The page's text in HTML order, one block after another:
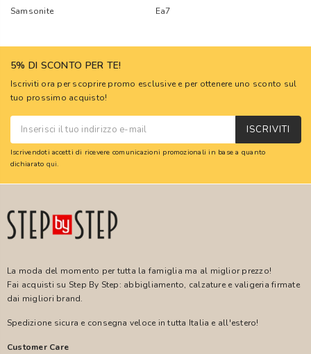
Samsonite
Ea7
5% DI SCONTO PER TE!
Iscriviti ora per scoprire promo esclusive e per ottenere uno sconto sul
tuo prossimo acquisto!
ISCRIVITI
Iscrivendoti accetti di ricevere comunicazioni promozionali in base a quanto
dichiarato qui.
La moda del momento per tutta la famiglia ma al miglior prezzo!
Fai acquisti su Step By Step: abbigliamento, calzature e valigeria firmate
dai migliori brand.
Spedizione sicura e consegna veloce in tutta Italia e all'estero!
Customer Care